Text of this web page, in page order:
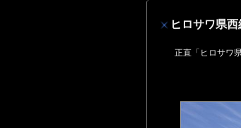
ヒロサワ県西
正直「ヒロサワ